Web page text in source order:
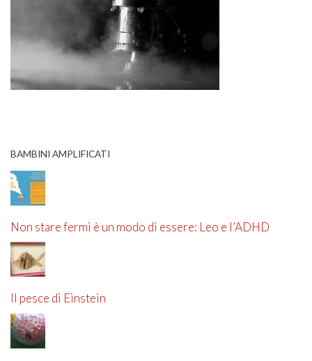
BAMBINI AMPLIFICATI
Non stare fermi è un modo di essere: Leo e l’ADHD
Il pesce di Einstein